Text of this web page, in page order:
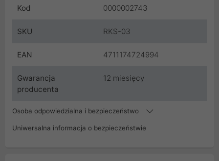
Kod 0000002743
SKU RKS-03
EAN 4711174724994
Gwarancja
producenta
12 miesięcy
Osoba odpowiedzialna i bezpieczeństwo
Uniwersalna informacja o bezpieczeństwie